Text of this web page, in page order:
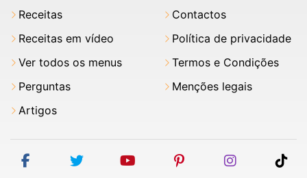
Receitas
Receitas em vídeo
Ver todos os menus
Perguntas
Artigos
Contactos
Política de privacidade
Termos e Condições
Menções legais
facebooktwitter youtubepinterestinstagram